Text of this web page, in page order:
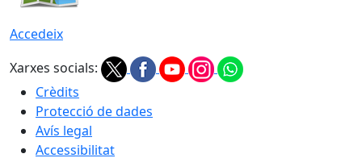
Accedeix
Xarxes socials:
Crèdits
Protecció de dades
Avís legal
Accessibilitat